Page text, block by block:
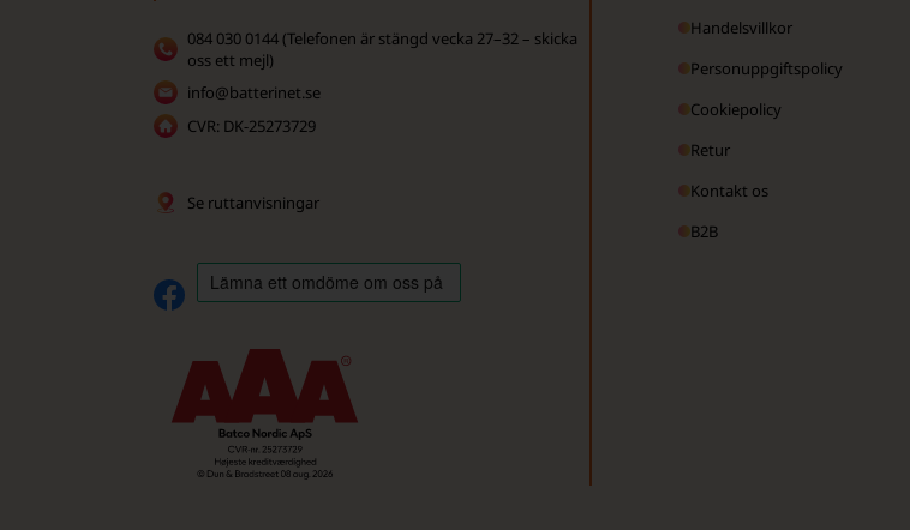
084 030 0144 (Telefonen är stängd vecka 27–32 – skicka
oss ett mejl)
info@batterinet.se
CVR: DK-25273729
Se ruttanvisningar
Handelsvillkor
Personuppgiftspolicy
Cookiepolicy
Retur
Kontakt os
B2B